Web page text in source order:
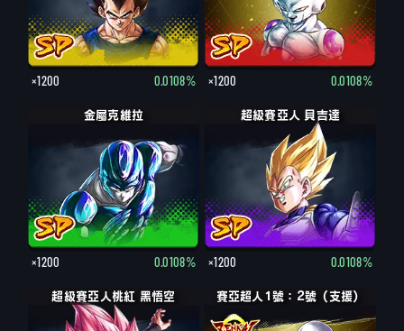
×1200 0.0108% ×1200 0.0108%
金屬克維拉
×1200 0.0108%
超級賽亞人 貝吉達
×1200 0.0108%
黑悟空
超級賽亞人桃紅 黑悟空 賽亞超人1號：2號（支援）